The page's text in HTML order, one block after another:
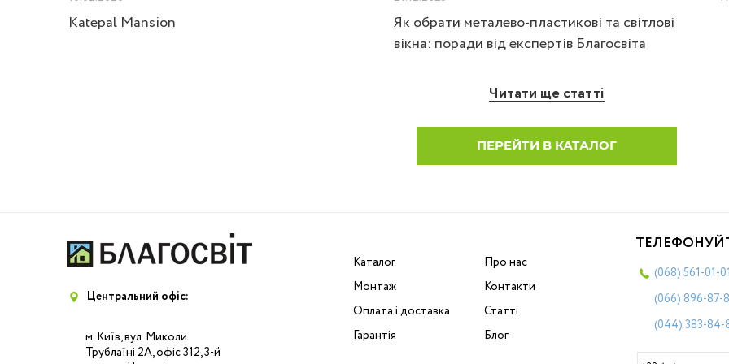
Katepal Mansion
Як обрати металево-пластикові та світлові
вікна: поради від експертів Благосвіта
Читати ще статті
ПЕРЕЙТИ В КАТАЛОГ
Центральний офіс:
м. Київ, вул. Миколи
Трублаїні 2А, офіс 312, 3-й
Каталог
Монтаж
Оплата і доставка
Гарантія
Про нас
Контакти
Статті
Блог
(068) 561-01-01
(066) 896-87-
(044) 383-84-